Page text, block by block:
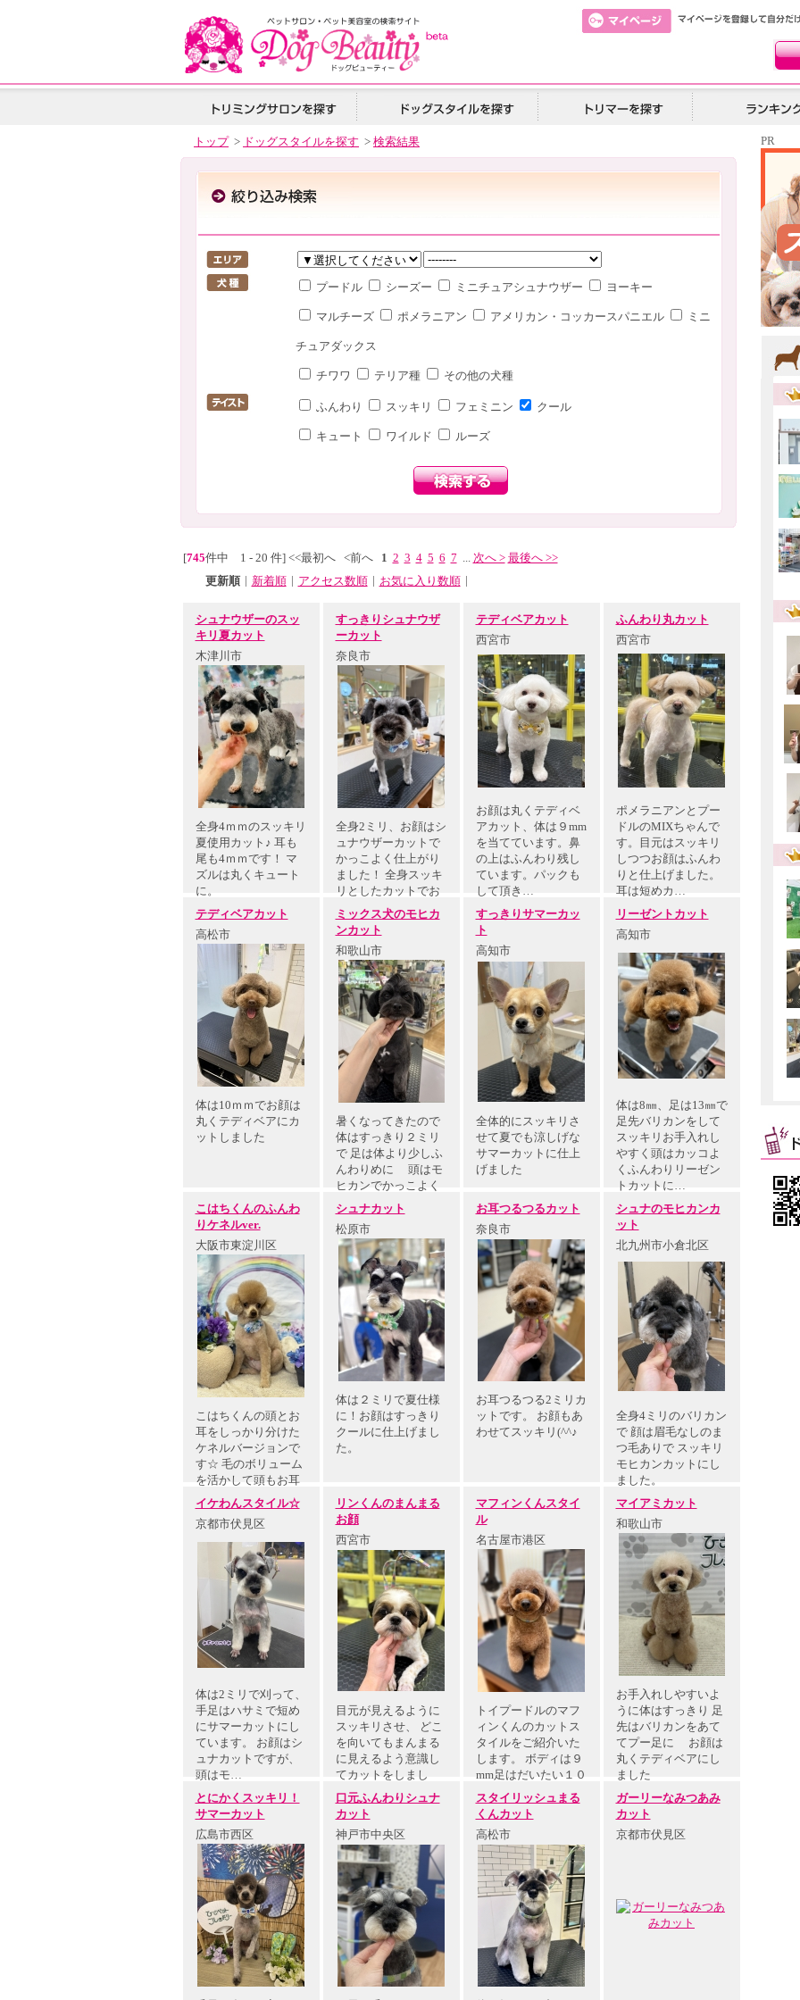
トップ> ドッグスタイルを探す > 検索結果
プードル シーズー ミニチュアシュナウザー ヨーキー
マルチーズ ポメラニアン アメリカン・コッカースパニエル ミニ
チュアダックス
チワワ テリア種 その他の犬種
ふんわり スッキリ フェミニン クール
キュート ワイルド ルーズ
[745件中 1 - 20 件] <<最初へ <前へ 1 2 3 4 5 6 7 ... 次へ > 最後へ >>
更新順 | 新着順 | アクセス数順 | お気に入り数順 |
シュナウザーのスッ
キリ夏カット
木津川市
全身4ｍｍのスッキリ
夏使用カット♪ 耳も
尾も4ｍｍです！ マ
ズルは丸くキュート
に。
すっきりシュナウザ
ーカット
奈良市
全身2ミリ、お顔はシ
ュナウザーカットで
かっこよく仕上がり
ました！ 全身スッキ
リとしたカットでお
手入れ…
テディベアカット
西宮市
お顔は丸くテディベ
アカット、体は９mm
を当てています。鼻
の上はふんわり残し
ています。パックも
して頂き…
ふんわり丸カット
西宮市
ポメラニアンとプー
ドルのMIXちゃんで
す。目元はスッキリ
しつつお顔はふんわ
りと仕上げました。
耳は短めカ…
テディベアカット
高松市
体は10ｍｍでお顔は
丸くテディベアにカ
ットしました
ミックス犬のモヒカ
ンカット
和歌山市
暑くなってきたので
体はすっきり２ミリ
で 足は体より少しふ
んわりめに 頭はモ
ヒカンでかっこよく
しま…
すっきりサマーカッ
ト
高知市
全体的にスッキリさ
せて夏でも涼しげな
サマーカットに仕上
げました
リーゼントカット
高知市
体は8㎜、足は13㎜で
足先バリカンをして
スッキリお手入れし
やすく頭はカッコよ
くふんわりリーゼン
トカットに…
こはちくんのふんわ
りケネルver.
大阪市東淀川区
こはちくんの頭とお
耳をしっかり分けた
ケネルバージョンで
す☆ 毛のボリューム
を活かして頭もお耳
もふんわ…
シュナカット
松原市
体は２ミリで夏仕様
に！お顔はすっきり
クールに仕上げまし
た。
お耳つるつるカット
奈良市
お耳つるつる2ミリカ
ットです。 お顔もあ
わせてスッキリ(^^♪
シュナのモヒカンカ
ット
北九州市小倉北区
全身4ミリのバリカン
で 顔は眉毛なしのま
つ毛ありで スッキリ
モヒカンカットにし
ました。
イケわんスタイル☆
京都市伏見区
体は2ミリで刈って、
手足はハサミで短め
にサマーカットにし
ています。 お顔はシ
ュナカットですが、
頭はモ…
リンくんのまんまる
お顔
西宮市
目元が見えるように
スッキリさせ、 どこ
を向いてもまんまる
に見えるよう意識し
てカットをしまし
た。
マフィンくんスタイ
ル
名古屋市港区
トイプードルのマフ
ィンくんのカットス
タイルをご紹介いた
します。 ボディは９
mm足はだいたい１０
mmほど…
マイアミカット
和歌山市
お手入れしやすいよ
うに体はすっきり 足
先はバリカンをあて
てプー足に お顔は
丸くテディベアにし
ました
とにかくスッキリ！
サマーカット
広島市西区
口元ふんわりシュナ
カット
神戸市中央区
スタイリッシュまる
くんカット
高松市
ガーリーなみつあみ
カット
京都市伏見区
PR